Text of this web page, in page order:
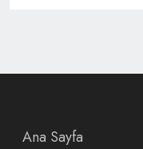
Ana Sayfa